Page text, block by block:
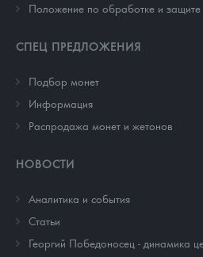
Положение по обработке и
СПЕЦ ПРЕДЛОЖЕНИЯ
Подбор монет
Информация
Распродажа монет и жетонов
НОВОСТИ
Аналитика и события
Cтатьи
Георгий Победоносец - динамика